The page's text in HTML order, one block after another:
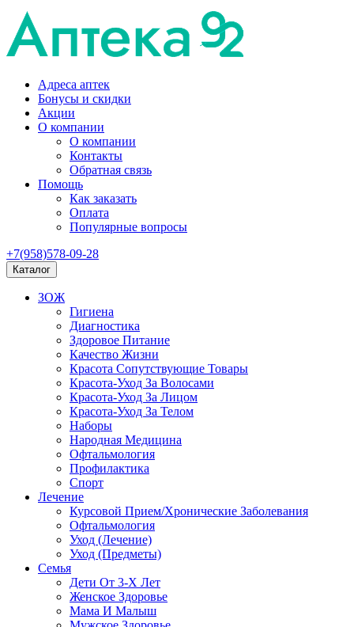
Адреса аптек
Бонусы и скидки
Акции
О компании
О компании
Контакты
Обратная связь
Помощь
Как заказать
Оплата
Популярные вопросы
+7(958)578-09-28
Каталог
ЗОЖ
Гигиена
Диагностика
Здоровое Питание
Качество Жизни
Красота Сопутствующие Товары
Красота-Уход За Волосами
Красота-Уход За Лицом
Красота-Уход За Телом
Наборы
Народная Медицина
Офтальмология
Профилактика
Спорт
Лечение
Курсовой Прием/Хронические Заболевания
Офтальмология
Уход (Лечение)
Уход (Предметы)
Семья
Дети От 3-Х Лет
Женское Здоровье
Мама И Малыш